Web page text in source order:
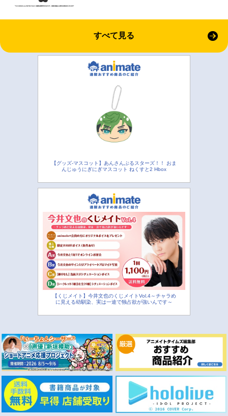
すべて見る
【グッズ-マスコット】あんさんぶるスターズ！！ おま
んじゅうにぎにぎマスコット ねくすと2 Hbox
【くじメイト】今井文也のくじメイトVol.4～チャラめ
に見える幼馴染、実は一途で独占欲が強いんです～